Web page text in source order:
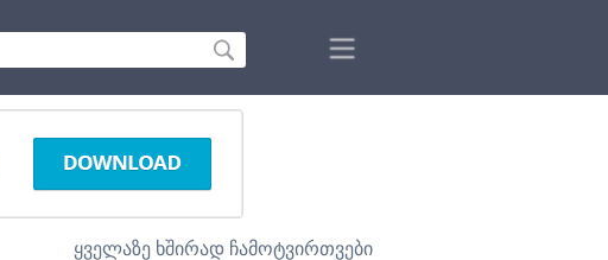
ყველაზე ხშირად ჩამოტვირთვები